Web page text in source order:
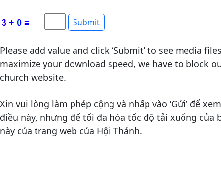
Please add value and click ‘Submit’ to see media
maximize your download speed, we have to block
church website.
Xin vui lòng làm phép cộng và nhấp vào ‘Gửi’ để
điều này, nhưng để tối đa hóa tốc độ tải xuống của
này của trang web của Hội Thánh.